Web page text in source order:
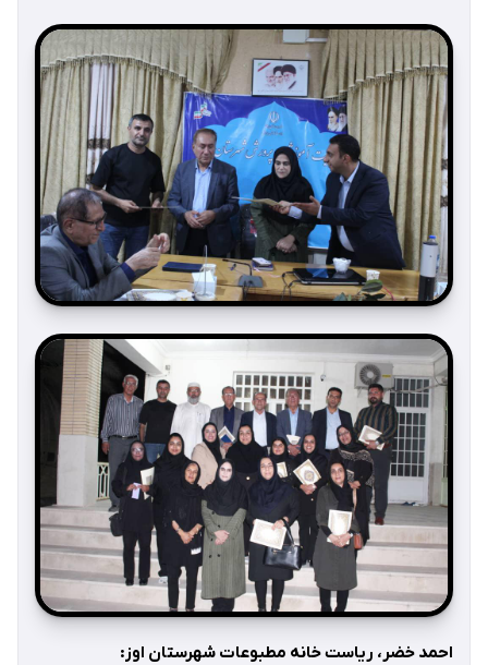
احمد خضر، ریاست خانه مطبوعات شهرستان اوز: